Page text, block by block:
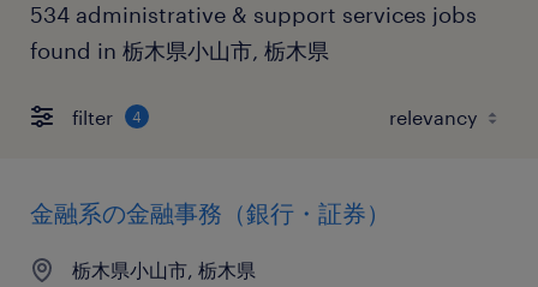
534 administrative & support services jobs
found in 栃木県小山市, 栃木県
filter 4
金融系の金融事務（銀行・証券）
栃木県小山市, 栃木県